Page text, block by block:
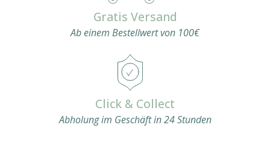
Gratis Versand
Ab einem Bestellwert von 100€
Click & Collect
Abholung im Geschäft in 24 Stunden